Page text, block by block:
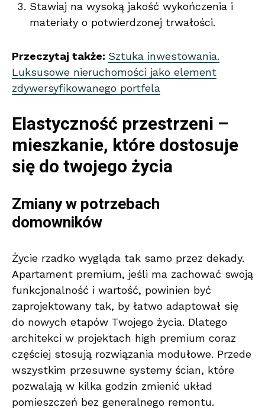
Stawiaj na wysoką jakość wykończenia i
materiały o potwierdzonej trwałości.
Przeczytaj także: Sztuka inwestowania.
Luksusowe nieruchomości jako element
zdywersyfikowanego portfela
Elastyczność przestrzeni –
mieszkanie, które dostosuje
się do twojego życia
Zmiany w potrzebach
domowników
Życie rzadko wygląda tak samo przez dekady.
Apartament premium, jeśli ma zachować swoją
funkcjonalność i wartość, powinien być
zaprojektowany tak, by łatwo adaptował się
do nowych etapów Twojego życia. Dlatego
architekci w projektach high premium coraz
częściej stosują rozwiązania modułowe. Przede
wszystkim przesuwne systemy ścian, które
pozwalają w kilka godzin zmienić układ
pomieszczeń bez generalnego remontu.